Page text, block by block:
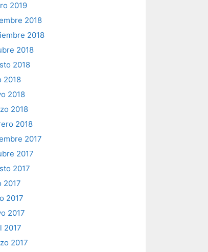
2019
2018
2018
2018
2018
2018
2018
2018
2018
2017
2017
2017
2017
2017
2017
2017
2017